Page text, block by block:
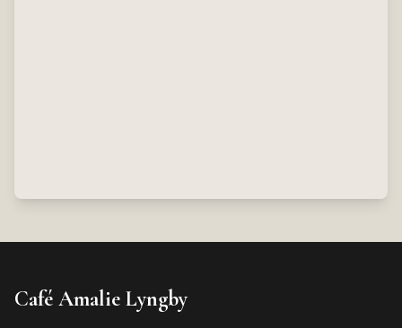
Café Amalie Lyngby